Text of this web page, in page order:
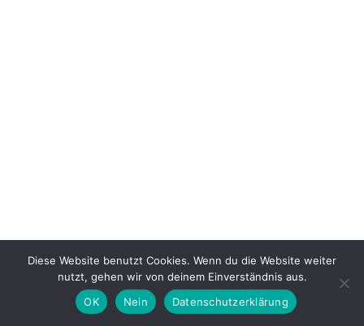
Über Uns Mitgliedschaft
Kontakt
Impressum
Datenschutzerklärung
Cookie-Richtlinie
Copyright © 2026 - JESEV
Diese Website benutzt Cookies. Wenn du die Website weiter
nutzt, gehen wir von deinem Einverständnis aus.
OK
Nein Datenschutzerklärung